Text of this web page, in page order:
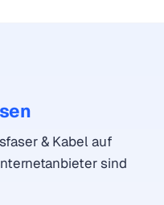
& Kabel auf
sind